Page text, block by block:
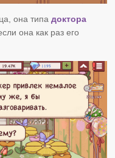
она типадоктора
она как раз его